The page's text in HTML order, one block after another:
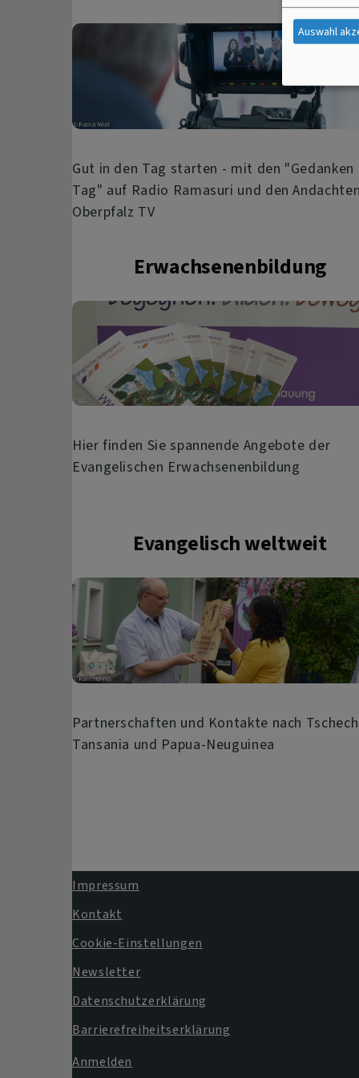
Gut in den Tag starten - mit den "Gedanken
Tag" auf Radio Ramasuri und den
Oberpfalz TV
Erwachsenenbildung
Hier finden Sie spannende Angebote der
Evangelischen Erwachsenenbildung
Evangelisch weltweit
Partnerschaften und Kontakte nach
Tansania und Papua-Neuguinea
Fußbereichsmenü
Impressum
Kontakt
Cookie-Einstellungen
Newsletter
Datenschutzerklärung
Barrierefreiheitserklärung
Anmelden
Auswahl